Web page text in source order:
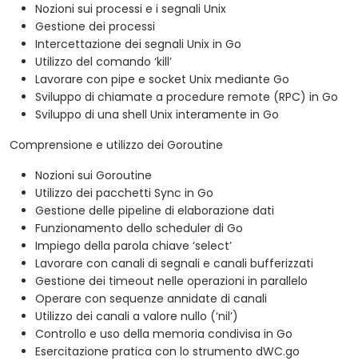
Nozioni sui processi e i segnali Unix
Gestione dei processi
Intercettazione dei segnali Unix in Go
Utilizzo del comando ‘kill’
Lavorare con pipe e socket Unix mediante Go
Sviluppo di chiamate a procedure remote (RPC) in Go
Sviluppo di una shell Unix interamente in Go
Comprensione e utilizzo dei Goroutine
Nozioni sui Goroutine
Utilizzo dei pacchetti Sync in Go
Gestione delle pipeline di elaborazione dati
Funzionamento dello scheduler di Go
Impiego della parola chiave ‘select’
Lavorare con canali di segnali e canali bufferizzati
Gestione dei timeout nelle operazioni in parallelo
Operare con sequenze annidate di canali
Utilizzo dei canali a valore nullo (‘nil’)
Controllo e uso della memoria condivisa in Go
Esercitazione pratica con lo strumento dWC.go